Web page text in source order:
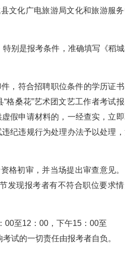
文化广电旅游局文化和旅游服
特别是报考条件，准确填写《稻
，符合招聘职位条件的学历证
格桑花”艺术团文艺工作者考试
假申请材料的，一经查实，立
纪违规行为处理办法予以处理
格初审，并当场提出审查意见
发现报考者有不符合职位要求
00至12：00，下午15：00至
试的一切责任由报考者自负。